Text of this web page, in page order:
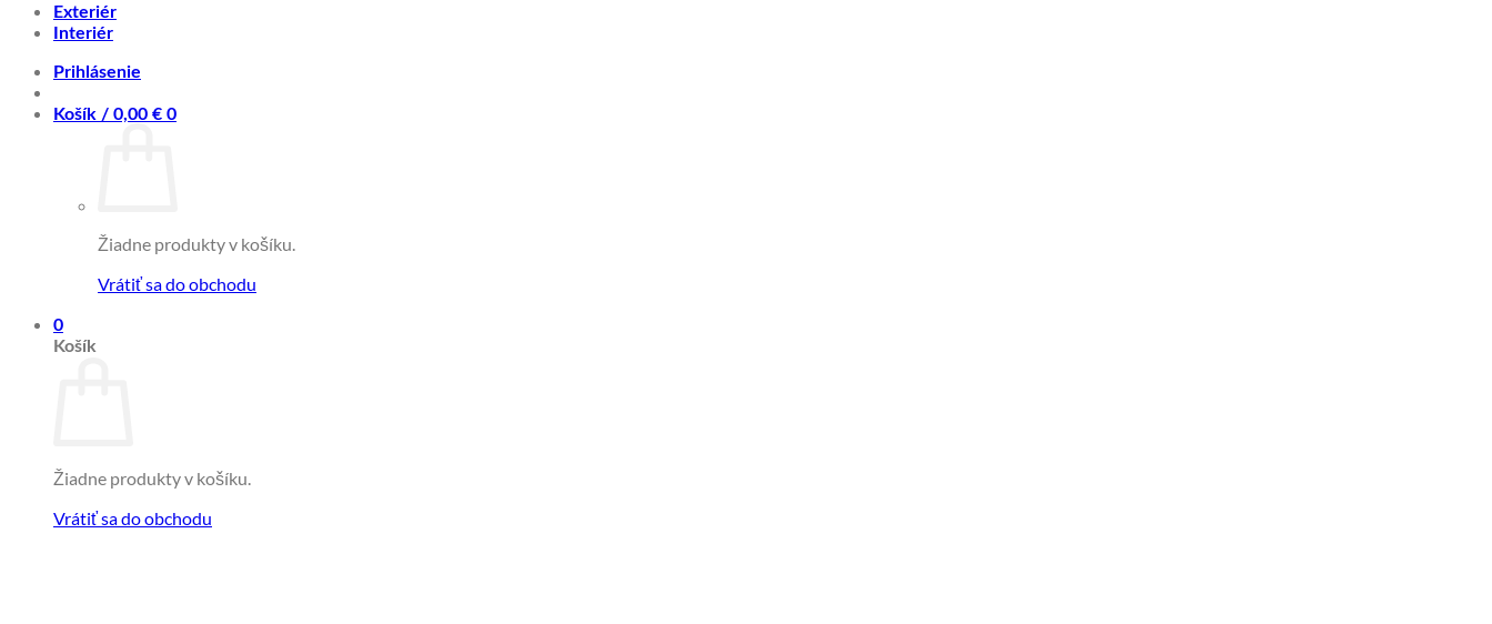
Exteriér
Interiér
Prihlásenie
Košík / 0,00 € 0
Žiadne produkty v košíku.
Vrátiť sa do obchodu
0
Košík
Žiadne produkty v košíku.
Vrátiť sa do obchodu